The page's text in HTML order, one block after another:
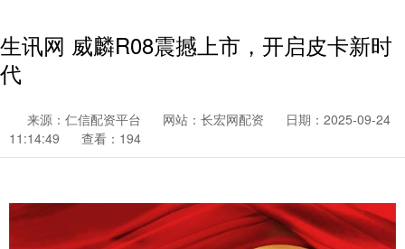
生讯网 威麟R08震撼上市，开启皮卡新时
代
来源：仁信配资平台 网站：长宏网配资
日期：2025-09-24
11:14:49
查看：194